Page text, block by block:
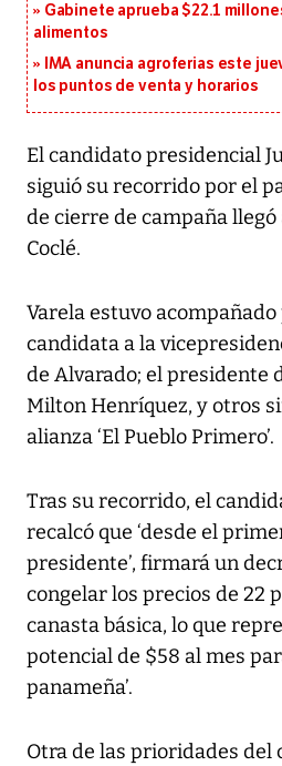
Gabinete aprueba $22.1
alimentos
IMA anuncia agroferias este
los puntos de venta y horarios
El candidato presidencial
siguió su recorrido por el
de cierre de campaña
Coclé.
Varela estuvo acompañado
candidata a la
de Alvarado; el presidente
Milton Henríquez, y otros
alianza ‘El Pueblo Primero’.
Tras su recorrido, el
recalcó que ‘desde el
presidente’, firmará un
congelar los precios de 22
canasta básica, lo que
potencial de $58 al mes
panameña’.
Otra de las prioridades del